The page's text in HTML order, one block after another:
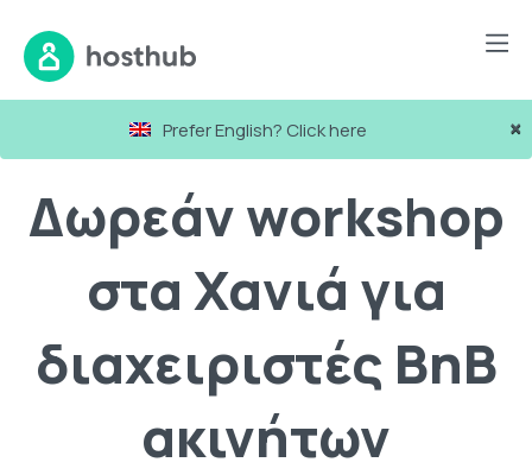
×
Prefer English? Click here
Δωρεάν workshop
στα Χανιά για
διαχειριστές BnB
ακινήτων